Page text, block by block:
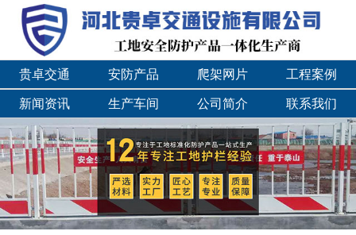
贵卓交通 安防产品 爬架网片 工程案例
新闻资讯 生产车间 公司简介 联系我们